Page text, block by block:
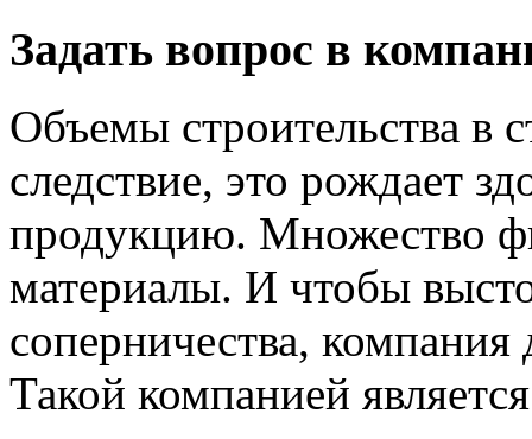
Задать вопрос в
Объемы строительства в
следствие, это рождает
продукцию. Множество
материалы. И чтобы
соперничества, компания
Такой компанией